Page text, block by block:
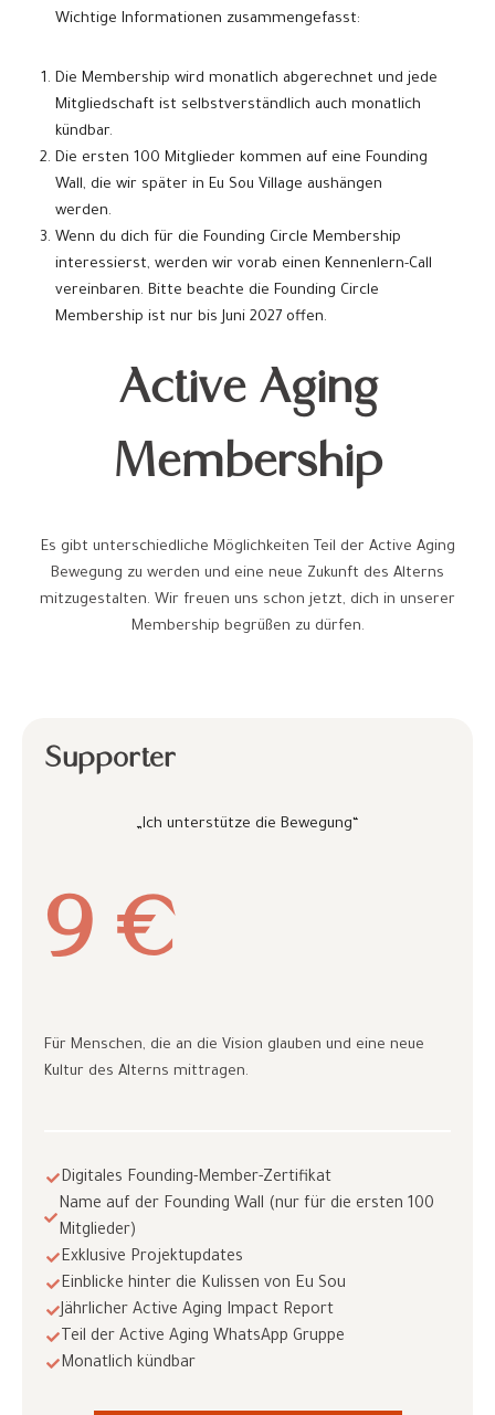
Wichtige Informationen zusammengefasst:
Die Membership wird monatlich abgerechnet und jede
Mitgliedschaft ist selbstverständlich auch monatlich
kündbar.
Die ersten 100 Mitglieder kommen auf eine Founding
Wall, die wir später in Eu Sou Village aushängen
werden.
Wenn du dich für die Founding Circle Membership
interessierst, werden wir vorab einen Kennenlern-Call
vereinbaren. Bitte beachte die Founding Circle
Membership ist nur bis Juni 2027 offen.
Active Aging
Membership
Es gibt unterschiedliche Möglichkeiten Teil der Active Aging
Bewegung zu werden und eine neue Zukunft des Alterns
mitzugestalten. Wir freuen uns schon jetzt, dich in unserer
Membership begrüßen zu dürfen.
Supporter
„Ich unterstütze die Bewegung“
9 €
Für Menschen, die an die Vision glauben und eine neue
Kultur des Alterns mittragen.
Digitales Founding-Member-Zertifikat
Name auf der Founding Wall (nur für die ersten 100
Mitglieder)
Exklusive Projektupdates
Einblicke hinter die Kulissen von Eu Sou
Jährlicher Active Aging Impact Report
Teil der Active Aging WhatsApp Gruppe
Monatlich kündbar